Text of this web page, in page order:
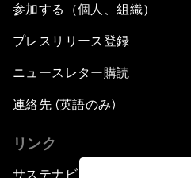
参加する（個人、組織）
プレスリリース登録
ニュースレター購読
連絡先 (英語のみ)
リンク
サステナビリティへの取り組み